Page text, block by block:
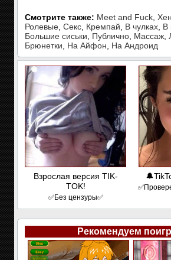
Смотрите также: Meet and Fuck
Ролевые Секс Кремпай В чулках В
Большие сиськи
Публично Массаж
Брюнетки
На Айфон На Андроид
Взрослая версия TIK-
TOK!
✅Без цензуры✅
Рекомендуем